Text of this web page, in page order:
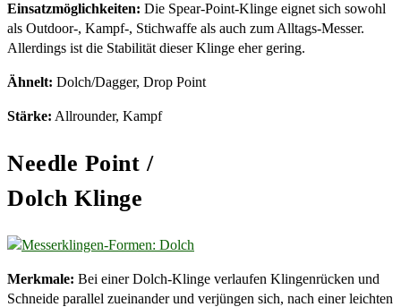
Einsatzmöglichkeiten: Die Spear-Point-Klinge eignet sich sowohl
als Outdoor-, Kampf-, Stichwaffe als auch zum Alltags-Messer.
Allerdings ist die Stabilität dieser Klinge eher gering.
Ähnelt: Dolch/Dagger, Drop Point
Stärke: Allrounder, Kampf
Needle Point /
Dolch Klinge
Merkmale: Bei einer Dolch-Klinge verlaufen Klingenrücken und
Schneide parallel zueinander und verjüngen sich, nach einer leichten